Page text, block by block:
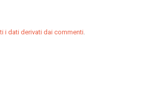
i dati derivati dai commenti.